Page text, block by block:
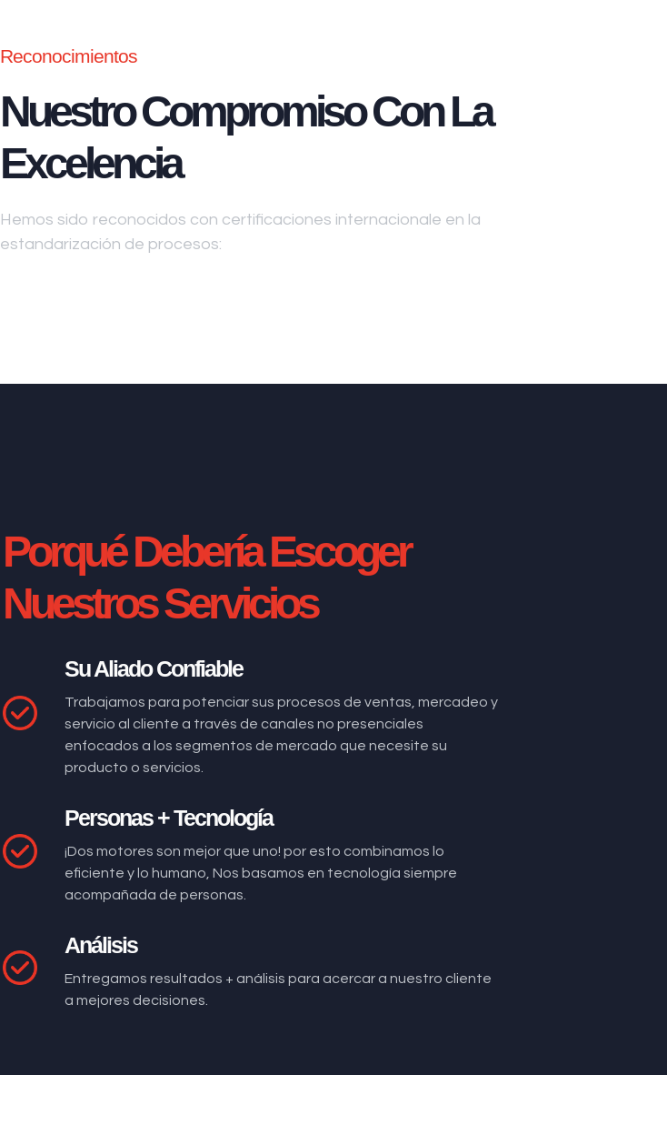
Reconocimientos
Nuestro Compromiso Con La
Excelencia
Hemos sido reconocidos con certificaciones internacionale en la
estandarización de procesos:
Porqué Debería Escoger
Nuestros Servicios
Su Aliado Confiable
Trabajamos para potenciar sus procesos de ventas, mercadeo y
servicio al cliente a través de canales no presenciales
enfocados a los segmentos de mercado que necesite su
producto o servicios.
Personas + Tecnología
¡Dos motores son mejor que uno! por esto combinamos lo
eficiente y lo humano, Nos basamos en tecnología siempre
acompañada de personas.
Análisis
Entregamos resultados + análisis para acercar a nuestro cliente
a mejores decisiones.